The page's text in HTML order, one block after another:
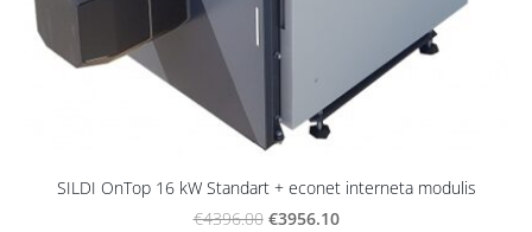
SILDI OnTop 16 kW Standart + econet interneta modulis
€4396.00 €3956.10